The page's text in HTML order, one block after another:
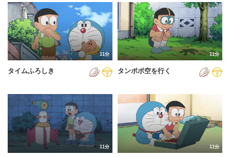
2024年
2025年
2026年
11分
タイムふろしき
11分
タンポポ空を行く
11分 11分